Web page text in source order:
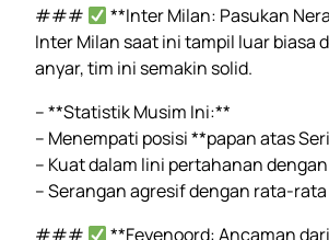
###
**Inter Milan: Pasukan
Inter Milan saat ini tampil luar biasa
anyar, tim ini semakin solid.
– **Statistik Musim Ini:**
– Menempati posisi **papan atas
– Kuat dalam lini pertahanan
– Serangan agresif dengan rata-
###
**Feyenoord: Ancaman